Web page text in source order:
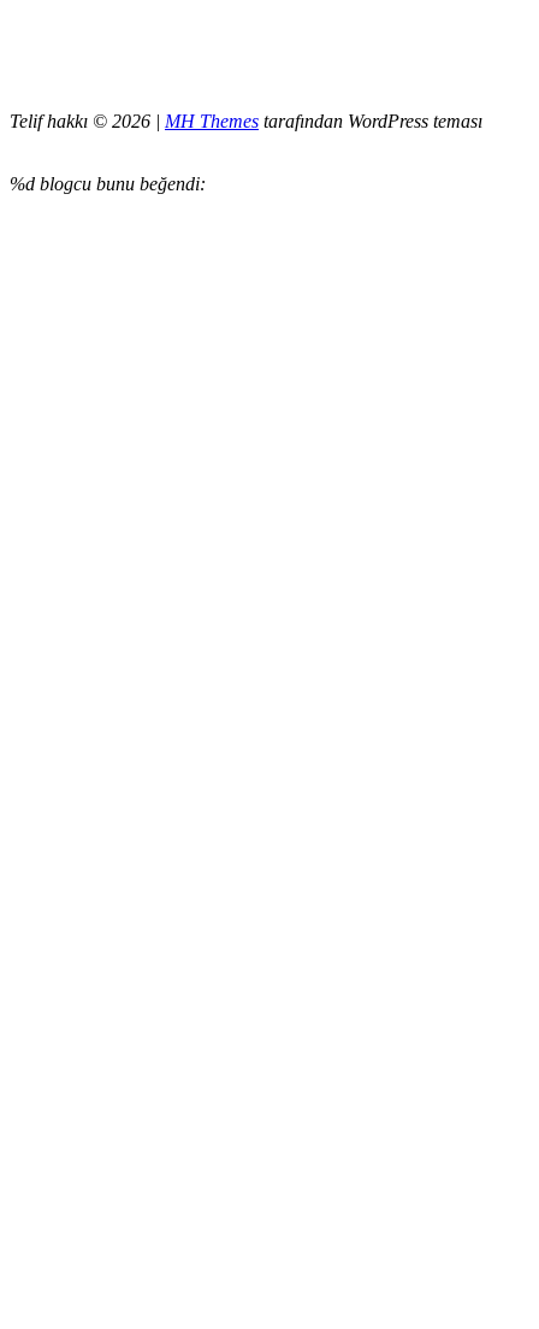
Telif hakkı © 2026 | MH Themes tarafından WordPress teması
%d blogcu bunu beğendi: